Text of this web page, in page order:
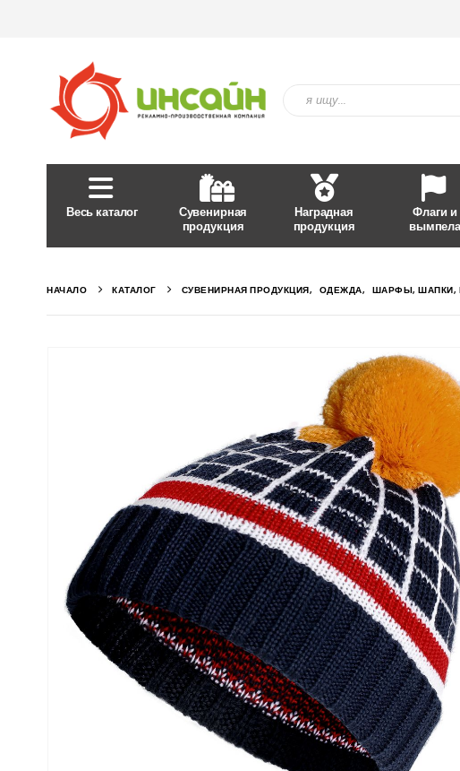
Весь каталог
Сувенирная
продукция
Наградная
продукция
Флаги и
НАЧАЛО КАТАЛОГ СУВЕНИРНАЯ ПРОДУКЦИЯ, ОДЕЖДА, ШАРФЫ, ШАПКИ,